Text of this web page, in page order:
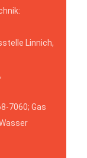
Linnich,
7060; Gas